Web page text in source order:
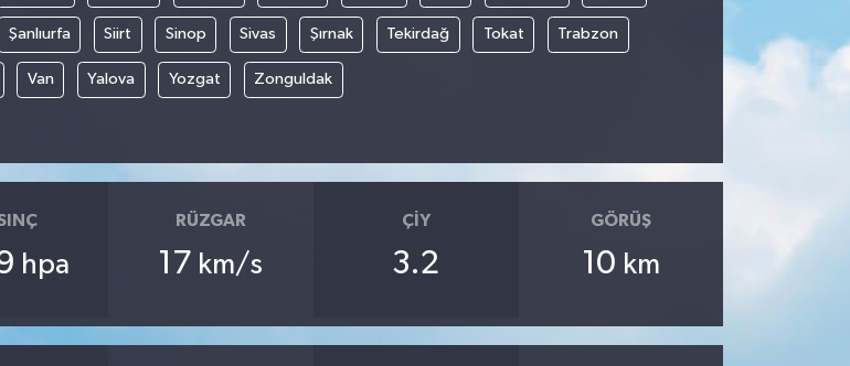
Şanlıurfa Siirt Sinop Sivas Şırnak Tekirdağ Tokat Trabzon
Van Yalova Yozgat Zonguldak
hpa
RÜZGAR
17 km/s
ÇIY
3.2
GÖRÜŞ
10 km